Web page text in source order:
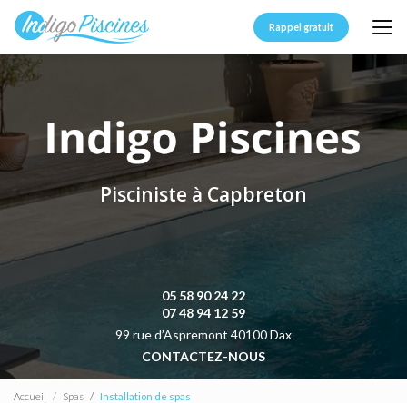
Aller
contenu
principal
Rappel gratuit
Pisciniste à Capbreton
05 58 90 24 22
07 48 94 12 59
99 rue d’Aspremont 40100 Dax
CONTACTEZ-NOUS
Accueil Spas Installation de spas